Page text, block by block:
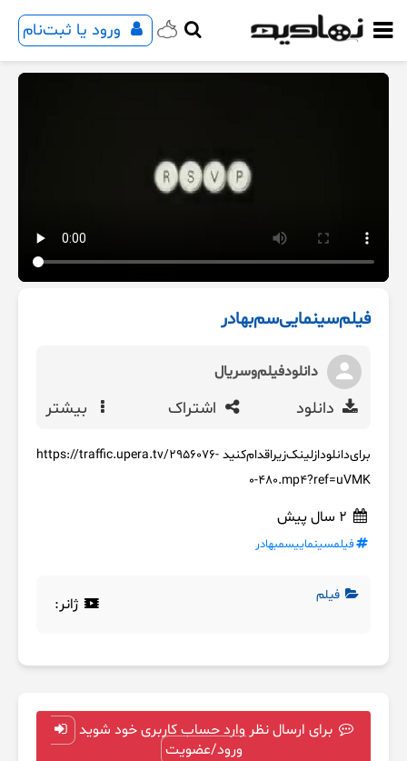
ورود یا ثبت‌نام
فیلم‌سینمایی‌سم‌بهادر
دانلود‌فیلم‌وسریال
دانلود اشتراک بیشتر
برای‌دانلود‌از‌لینک‌زیر‌اقدام‌کنید https://traffic.upera.tv/2956076-
0-480.mp4?ref=uVMK
فیلمسینماییسمبهادر
فیلم ژانر:
برای ارسال نظر وارد حساب کاربری خود شوید
ورود/عضویت